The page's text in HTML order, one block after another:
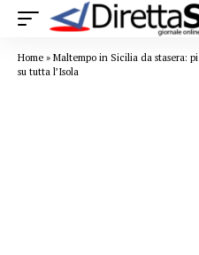
Home » Maltempo in Sicilia da stasera:
su tutta l’Isola